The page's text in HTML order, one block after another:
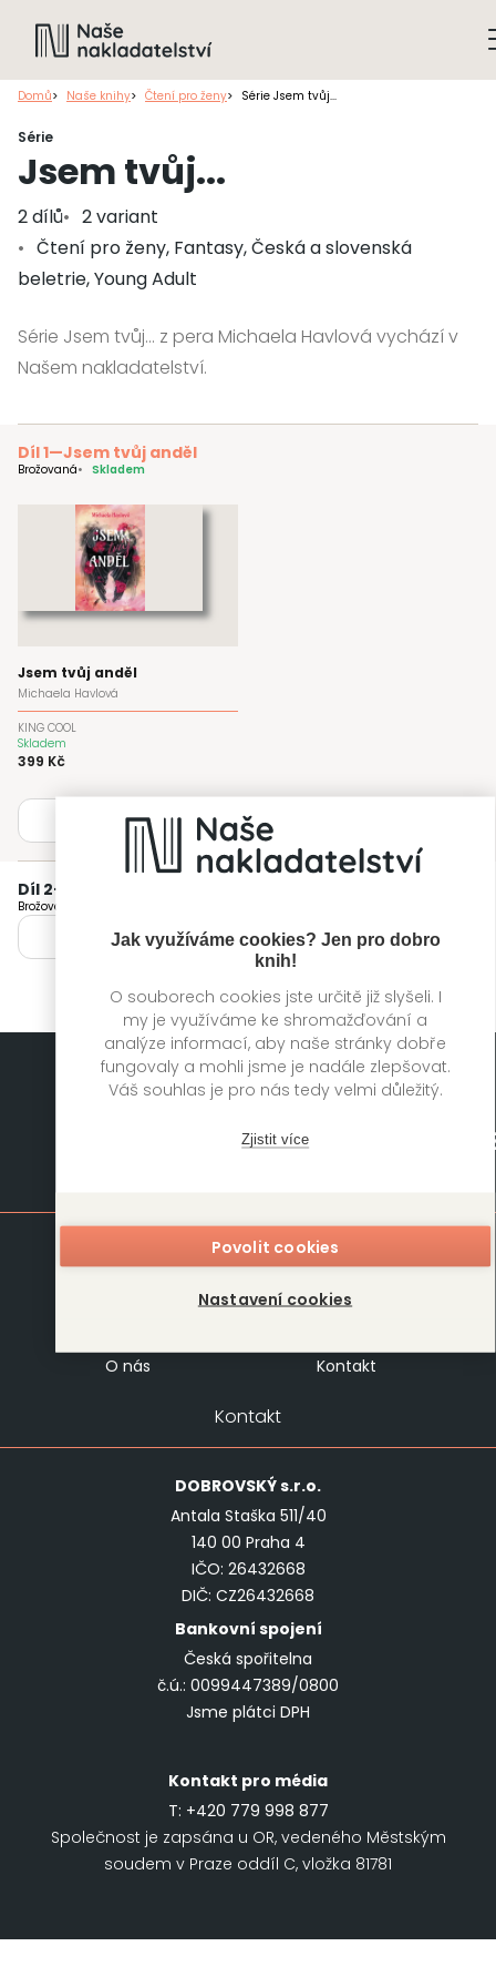
Jak využíváme cookies? Jen pro dobro
knih!
O souborech cookies jste určitě již slyšeli. I
my je využíváme ke shromažďování a
analýze informací, aby naše stránky dobře
fungovaly a mohli jsme je nadále zlepšovat.
Váš souhlas je pro nás tedy velmi důležitý.
Zjistit více
Povolit cookies
Nastavení cookies
Domů Naše knihy Čtení pro ženy Série Jsem tvůj...
Série
Jsem tvůj...
2 dílů
2 variant
Čtení pro ženy, Fantasy, Česká a slovenská
beletrie, Young Adult
Série Jsem tvůj... z pera Michaela Havlová vychází v
Našem nakladatelství.
Díl 1—Jsem tvůj anděl
Brožovaná Skladem
Jsem tvůj anděl
Michaela Havlová
KING COOL
Skladem
399 Kč
Zabalit
Díl 2—
Brožovaná
Zobrazit vydání
Autoři
Foreign Rights
O nás
Kontakt
Kontakt
DOBROVSKÝs.r.o.
Antala Staška 511/40
140 00 Praha 4
IČO: 26432668
DIČ: CZ26432668
Bankovní spojení
Česká spořitelna
č.ú.: 0099447389/0800
Jsme plátci DPH
Kontakt pro média
T: +420 779 998 877
Společnost je zapsána u OR, vedeného Městským
soudem v Praze oddíl C, vložka 81781